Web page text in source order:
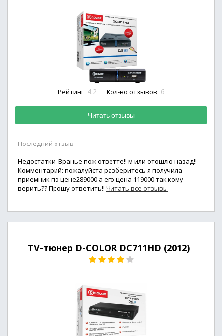
Рейтинг 4.2 Кол-во отзывов 6
Читать отзывы
Последний отзыв
Недостатки: Вранье пож ответте!! м или отошлю назад!!
Комментарий: пожалуйста разберитесь я получила
приемник по цене289000 а его цена 119000 так кому
верить?? Прошу ответить!! Читать все отзывы
TV-тюнер D-COLOR DC711HD (2012)